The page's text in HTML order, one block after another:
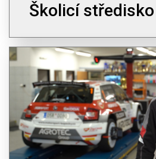
Školicí